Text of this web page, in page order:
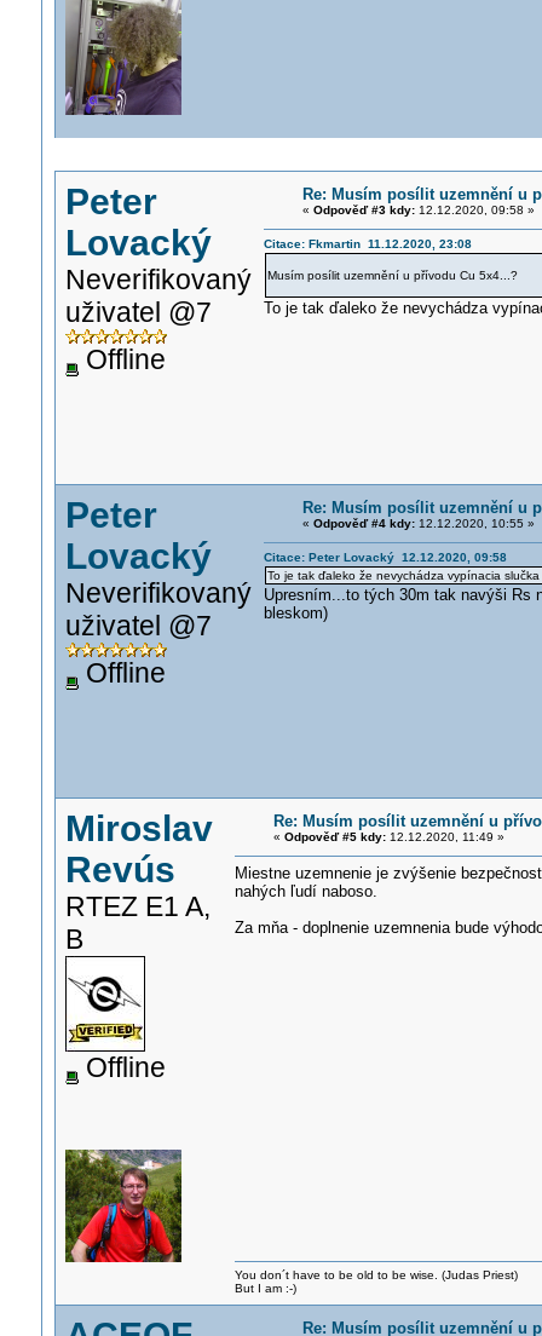
Peter
Lovacký
Neverifikovaný
uživatel @7
Offline
Re: Musím posílit uzemnění u
« Odpověď #3 kdy:12.12.2020, 09:58 »
Citace: Fkmartin 11.12.2020, 23:08
Musím posílit uzemnění u přívodu Cu 5x4...?
To je tak ďaleko že nevychádza
Peter
Lovacký
Neverifikovaný
uživatel @7
Offline
Re: Musím posílit uzemnění u
« Odpověď #4 kdy:12.12.2020, 10:55 »
Citace: Peter Lovacký 12.12.2020, 09:58
To je tak ďaleko že nevychádza vypínacia
Upresním...to tých 30m tak navýši Rs
bleskom)
Miroslav
Revús
RTEZ E1 A,
B
Offline
Re: Musím posílit uzemnění u
« Odpověď #5 kdy:12.12.2020, 11:49 »
Miestne uzemnenie je zvýšenie
nahých ľudí naboso.
Za mňa - doplnenie uzemnenia bude
You don´t have to be old to be wise. (Judas Priest)
But I am :-)
Re: Musím posílit uzemnění u